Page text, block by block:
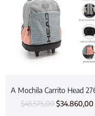
A Mochila Carrito Head
$43.575,00$34.860,00